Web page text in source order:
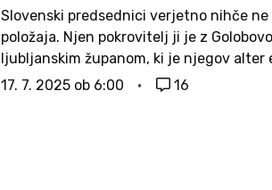
Slovenski predsednici verjetno nihče
položaja. Njen pokrovitelj ji je z
ljubljanskim županom, ki je njegov alter
naravnost shizofrene razmere. Žal jih ni
17. 7. 2025 ob 6:00 16